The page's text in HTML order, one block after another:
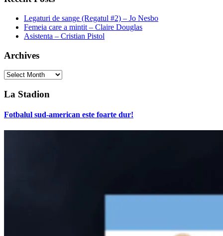
Legaturi de sange (Regatul #2) – Jo Nesbo
Femeia care a mintit – Claire Douglas
Asistenta – Cristian Pistol
Archives
Archives
La Stadion
Fotbalul sud-american este foarte dur!